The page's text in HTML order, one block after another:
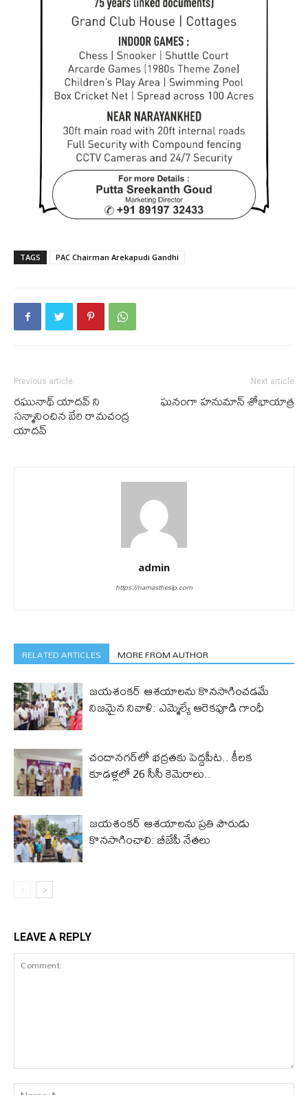
TAGS PAC Chairman Arekapudi Gandhi
Previous article
రఘునాథ్ యాదవ్ ని
సన్మానించిన బేరి రామచంద్ర
యాదవ్
Next article
ఘ‌నంగా హనుమాన్ శోభాయాత్ర
admin
https://namastheslp.com
RELATED ARTICLES MORE FROM AUTHOR
జయశంకర్ ఆశయాలను కొనసాగించడమే
నిజమైన నివాళి: ఎమ్మెల్యే ఆరెక‌పూడి గాంధీ
చందానగర్‌లో భద్రతకు పెద్దపీట.. కీలక
కూడళ్లలో 26 సీసీ కెమెరాలు..
జయశంకర్ ఆశయాలను ప్రతి పౌరుడు
కొనసాగించాలి: బీజేపీ నేతలు
LEAVE A REPLY